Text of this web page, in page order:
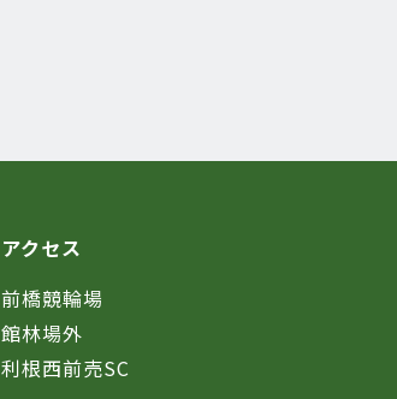
アクセス
前橋競輪場
館林場外
利根西前売SC